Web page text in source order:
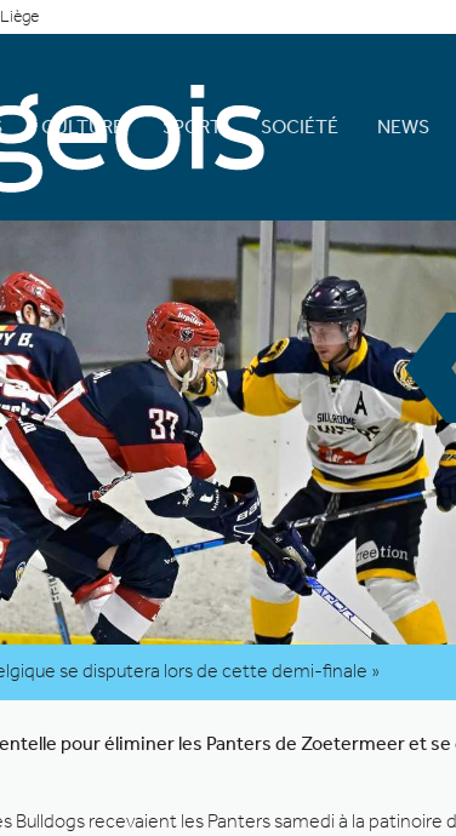
CULTURE SPORT SOCIÉTÉ NEWS
se disputera lors de cette demi-finale »
pour éliminer les Panters de Zoetermeer et
Bulldogs recevaient les Panters samedi à la